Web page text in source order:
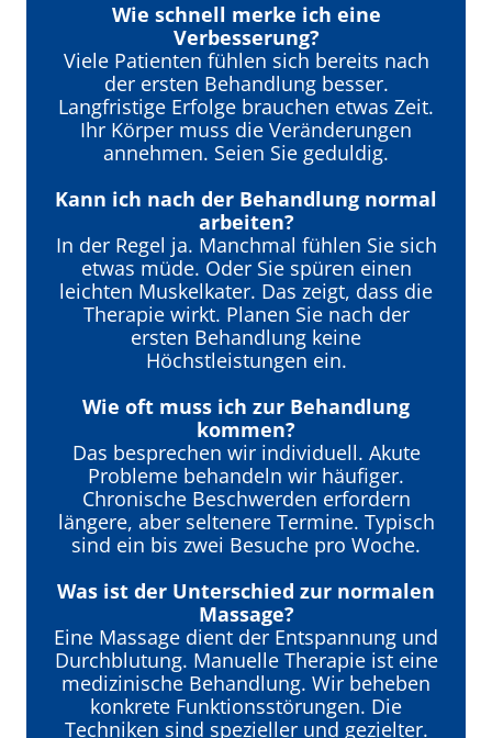
Wie schnell merke ich eine
Verbesserung?
Viele Patienten fühlen sich bereits nach
der ersten Behandlung besser.
Langfristige Erfolge brauchen etwas Zeit.
Ihr Körper muss die Veränderungen
annehmen. Seien Sie geduldig.
Kann ich nach der Behandlung normal
arbeiten?
In der Regel ja. Manchmal fühlen Sie sich
etwas müde. Oder Sie spüren einen
leichten Muskelkater. Das zeigt, dass die
Therapie wirkt. Planen Sie nach der
ersten Behandlung keine
Höchstleistungen ein.
Wie oft muss ich zur Behandlung
kommen?
Das besprechen wir individuell. Akute
Probleme behandeln wir häufiger.
Chronische Beschwerden erfordern
längere, aber seltenere Termine. Typisch
sind ein bis zwei Besuche pro Woche.
Was ist der Unterschied zur normalen
Massage?
Eine Massage dient der Entspannung und
Durchblutung. Manuelle Therapie ist eine
medizinische Behandlung. Wir beheben
konkrete Funktionsstörungen. Die
Techniken sind spezieller und gezielter.